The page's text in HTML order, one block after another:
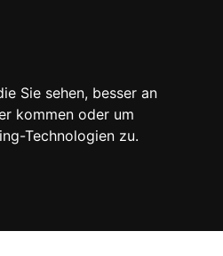
Sie sehen, besser an
kommen oder um
Technologien zu.